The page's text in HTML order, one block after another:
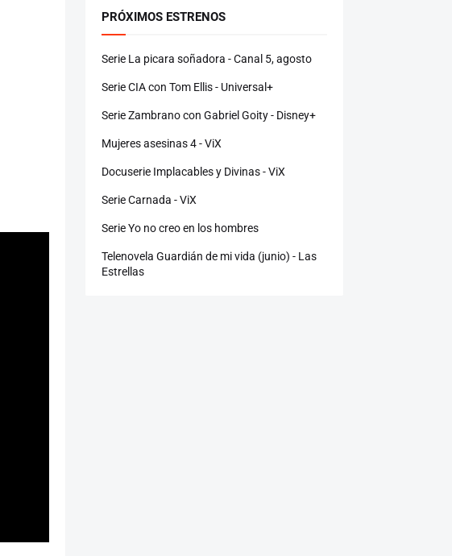
PRÓXIMOS ESTRENOS
Serie La picara soñadora - Canal 5, agosto
Serie CIA con Tom Ellis - Universal+
Serie Zambrano con Gabriel Goity - Disney+
Mujeres asesinas 4 - ViX
Docuserie Implacables y Divinas - ViX
Serie Carnada - ViX
Serie Yo no creo en los hombres
Telenovela Guardián de mi vida (junio) - Las
Estrellas